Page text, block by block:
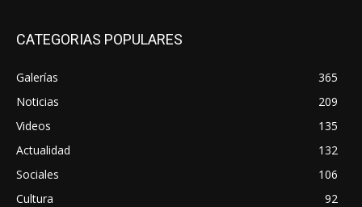
CATEGORIAS POPULARES
Galerías
365
Noticias
209
Videos
135
Actualidad
132
Sociales
106
Cultura
92